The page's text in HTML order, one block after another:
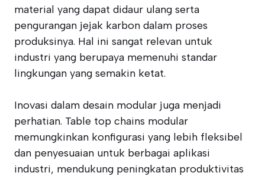
material yang dapat didaur ulang serta
pengurangan jejak karbon dalam proses
produksinya. Hal ini sangat relevan untuk
industri yang berupaya memenuhi standar
lingkungan yang semakin ketat.
Inovasi dalam desain modular juga menjadi
perhatian. Table top chains modular
memungkinkan konfigurasi yang lebih fleksibel
dan penyesuaian untuk berbagai aplikasi
industri, mendukung peningkatan produktivitas